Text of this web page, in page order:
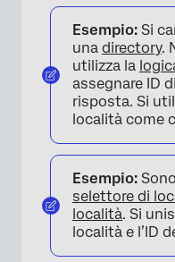
Esempio: Si
una directory.
utilizza la
assegnare ID
risposta. Si
località come
Esempio:
selettore di
località. Si
località e l’ID